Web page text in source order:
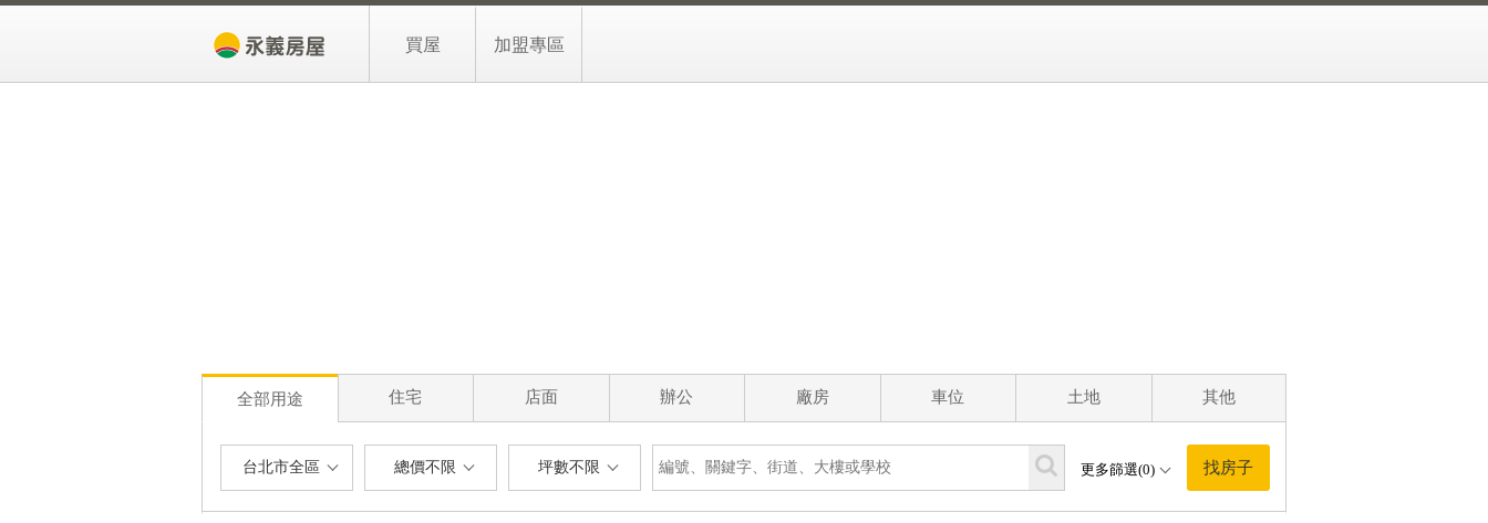
買屋 加盟專區
全部用途 住宅 店面 辦公 廠房 車位 土地 其他
台北市全區 總價不限 坪數不限 更多篩選(0) 找房子